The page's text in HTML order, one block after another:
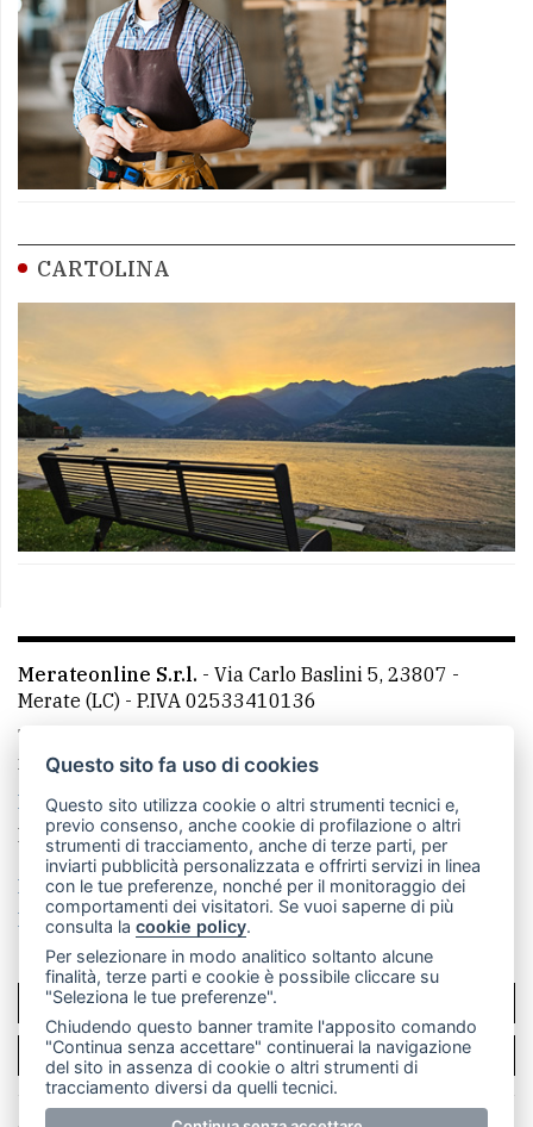
CARTOLINA
Merateonline S.r.l. - Via Carlo Baslini 5, 23807 -
Merate (LC) - P.IVA 02533410136
Telefono:
mail: redazione@leccoonline.com
La redazione
MerateOnline CasateOnline
RSS
Made by VIP
Privacy policy
Cookie policy
Rivedi le tue scelte sui cookie
SCRIVICI
PER LA TUA PUBBLICITÀ
Questo sito fa uso di cookies
Questo sito utilizza cookie o altri strumenti tecnici e,
previo consenso, anche cookie di profilazione o altri
strumenti di tracciamento, anche di terze parti, per
inviarti pubblicità personalizzata e offrirti servizi in linea
con le tue preferenze, nonché per il monitoraggio dei
comportamenti dei visitatori. Se vuoi saperne di più
consulta lacookie policy.
Per selezionare in modo analitico soltanto alcune
finalità, terze parti e cookie è possibile cliccare su
"Seleziona le tue preferenze".
Chiudendo questo banner tramite l'apposito comando
"Continua senza accettare" continuerai la navigazione
del sito in assenza di cookie o altri strumenti di
tracciamento diversi da quelli tecnici.